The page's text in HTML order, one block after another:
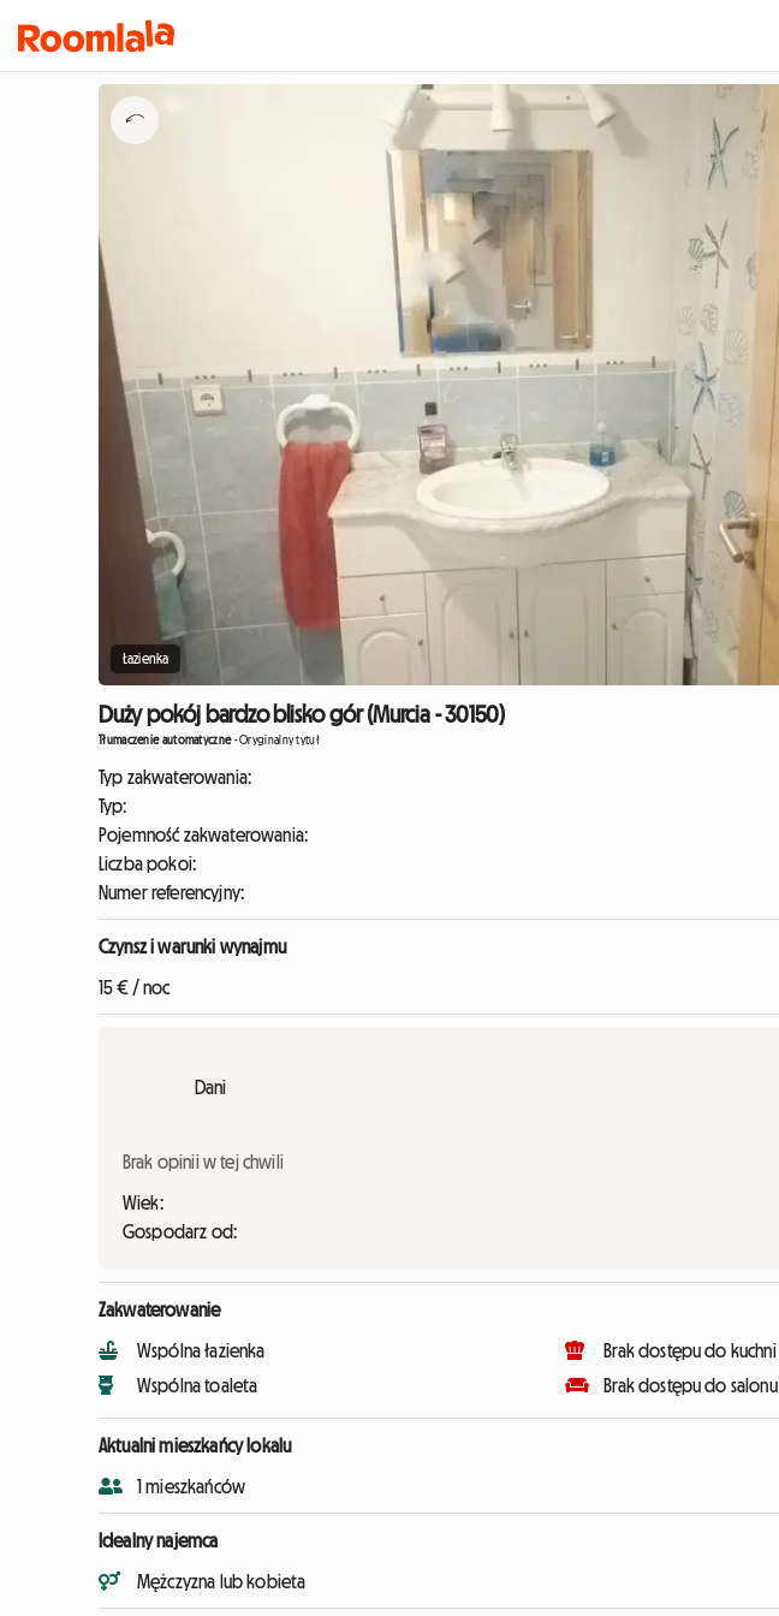
Łazienka
Duży pokój bardzo blisko gór (Murcia - 30150)
Tłumaczenie automatyczne-Oryginalny tytuł
Typ zakwaterowania:
Typ:
Pojemność zakwaterowania:
Liczba pokoi:
Numer referencyjny:
Czynsz i warunki wynajmu
15 € / noc
Dani
Brak opinii w tej chwili
Wiek:
Gospodarz od:
Zakwaterowanie
Wspólna łazienka
Wspólna toaleta
Brak dostępu do kuchni
Brak dostępu do salonu
Aktualni mieszkańcy lokalu
1 mieszkańców
Idealny najemca
Mężczyzna lub kobieta